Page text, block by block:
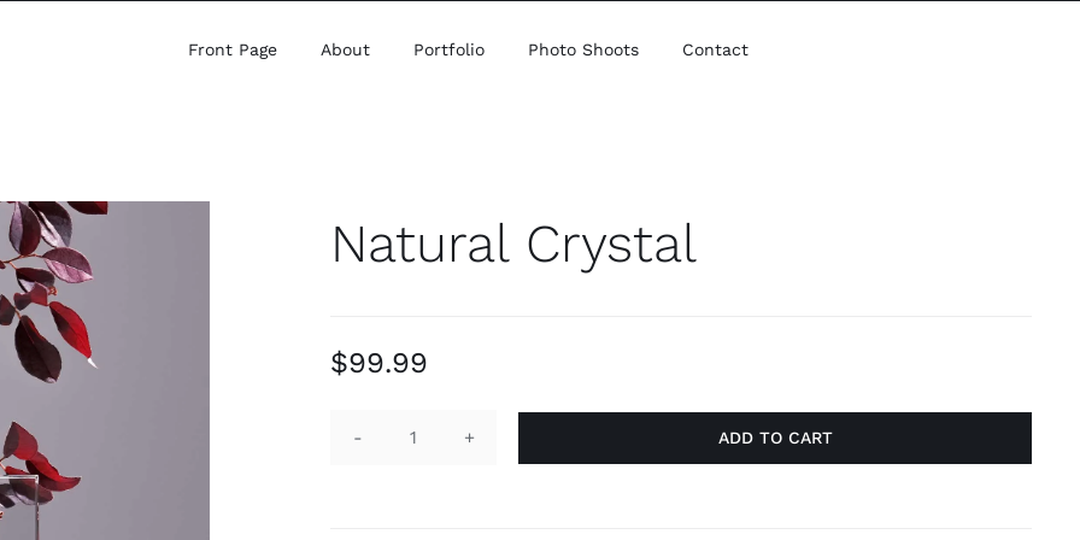
Front Page About Portfolio Photo Shoots Contact
Natural Crystal
$99.99
ADD TO CART